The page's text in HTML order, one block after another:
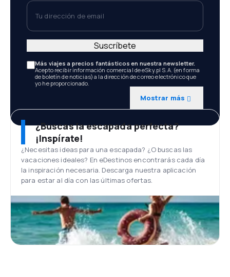
Tu dirección de email
Más viajes a precios fantásticos en nuestra newsletter.
Acepto recibir información comercial de eSky.pl S.A. (en forma
de boletín de noticias) a la dirección de correo electrónico que
yo he proporcionado.
Mostrar más
Suscríbete
¿Buscas la escapada perfecta?
¡Inspírate!
¿Necesitas ideas para una escapada? ¿O buscas las
vacaciones ideales? En eDestinos encontrarás cada día
la inspiración necesaria. Descarga nuestra aplicación
para estar al día con las últimas ofertas.